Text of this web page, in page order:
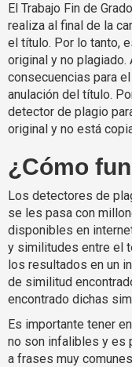
El Trabajo Fin de
realiza al final de la
el título. Por lo tanto,
original y no
consecuencias para
anulación del título.
detector de plagio
original y no está
¿Cómo
Los detectores de
se les pasa con
disponibles en
y similitudes entre el
los resultados en un
de similitud
encontrado dichas
Es importante tener
no son infalibles y es
a frases muy